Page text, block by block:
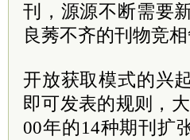
刊，源源不断需要
良莠不齐的刊物竞相
开放获取模式的兴
即可发表的规则，
00年的14种期刊扩